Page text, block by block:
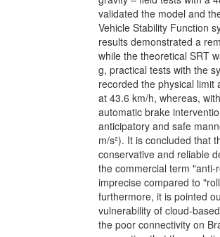
validated the model and
Vehicle Stability Function
results demonstrated a
while the theoretical SRT
g, practical tests with the
recorded the physical limit
at 43.6 km/h, whereas,
automatic brake
anticipatory and safe
m/s²). It is concluded that
conservative and reliable
the commercial term "anti-
imprecise compared to
furthermore, it is pointed
vulnerability of cloud-
the poor connectivity on